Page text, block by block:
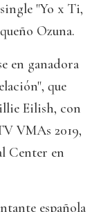
"Yo x Ti,
Ozuna.
en ganadora
que
Eilish, con
VMAs 2019,
Center en
española